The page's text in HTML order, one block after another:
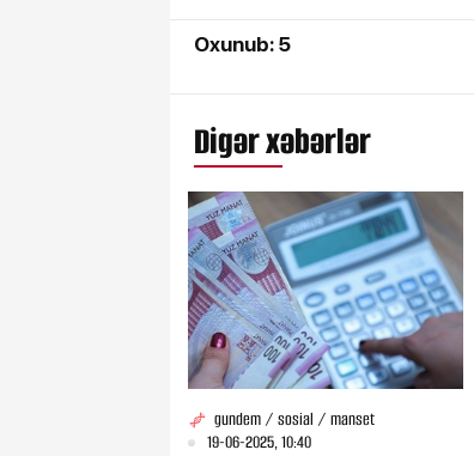
Oxunub: 5
Digər xəbərlər
gundem / sosial / manset
19-06-2025, 10:40